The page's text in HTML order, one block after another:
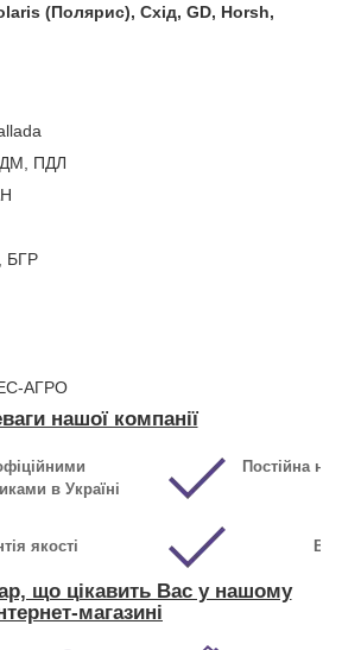
(Полярис), Схід, GD, Horsh,
ПДЛ
БГР
АГРО
нашої компанії
в Україні
Постійна
якості
що цікавить Вас у нашому
магазині